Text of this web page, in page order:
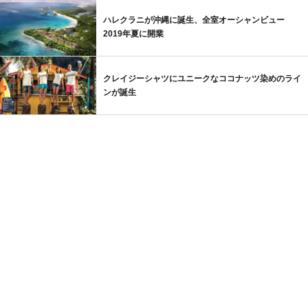
ハレクラニが沖縄に誕生、全室オーシャンビュー
2019年夏に開業
クレイジーシャツにユニークなココナッツ染めのライ
ンが誕生